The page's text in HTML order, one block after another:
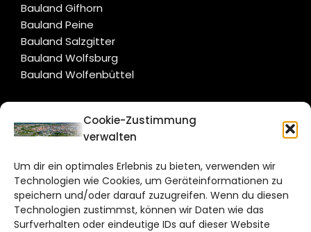
Cookie-Zustimmung
verwalten
Um dir ein optimales Erlebnis zu bieten, verwenden wir
Technologien wie Cookies, um Geräteinformationen zu
speichern und/oder darauf zuzugreifen. Wenn du diesen
Technologien zustimmst, können wir Daten wie das
Surfverhalten oder eindeutige IDs auf dieser Website
Bauland Gifhorn
Bauland Peine
Bauland Salzgitter
Bauland Wolfsburg
Bauland Wolfenbüttel
CITYLIFE!
Bruchtorwall 12
38100 Braunschweig
Telefon: 0531 387220 – 65